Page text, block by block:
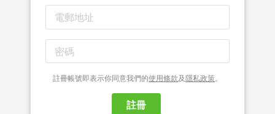
註冊帳號即表示你同意我們的使用條款及隱私政策。
註冊